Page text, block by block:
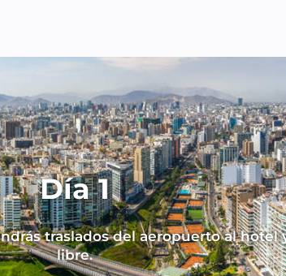
Día 1
traslados del aeropuerto al hotel
libre.